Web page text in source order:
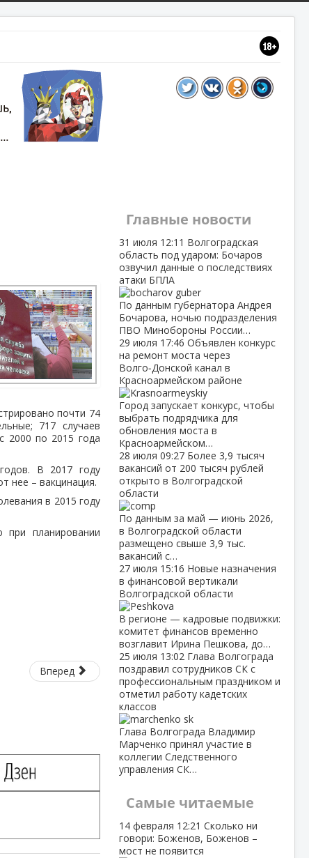
почти 74
717 случаев
2000 по 2015 года
В 2017 году
нее – вакцинация.
в 2015 году
планировании
Вперед
Главные новости
31 июля 12:11 Волгоградская
область под ударом: Бочаров
озвучил данные о последствиях
атаки БПЛА
По данным губернатора Андрея
Бочарова, ночью подразделения
ПВО Минобороны России…
29 июля 17:46 Объявлен конкурс
на ремонт моста через
Волго‑Донской канал в
Красноармейском районе
Город запускает конкурс, чтобы
выбрать подрядчика для
обновления моста в
Красноармейском…
28 июля 09:27 Более 3,9 тысяч
вакансий от 200 тысяч рублей
открыто в Волгоградской
области
По данным за май — июнь 2026,
в Волгоградской области
размещено свыше 3,9 тыс.
вакансий с…
27 июля 15:16 Новые назначения
в финансовой вертикали
Волгоградской области
В регионе — кадровые подвижки:
комитет финансов временно
возглавит Ирина Пешкова, до…
25 июля 13:02 Глава Волгограда
поздравил сотрудников СК с
профессиональным праздником и
отметил работу кадетских
классов
Глава Волгограда Владимир
Марченко принял участие в
коллегии Следственного
управления СК…
Самые читаемые
14 февраля 12:21 Сколько ни
говори: Боженов, Боженов –
мост не появится